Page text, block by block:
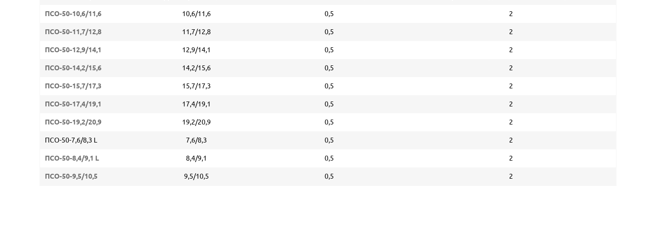
ПСО-50-10,6/11,6 10,6/11,6 0,5 2
ПСО-50-11,7/12,8 11,7/12,8 0,5 2
ПСО-50-12,9/14,1 12,9/14,1 0,5 2
ПСО-50-14,2/15,6 14,2/15,6 0,5 2
ПСО-50-15,7/17,3 15,7/17,3 0,5 2
ПСО-50-17,4/19,1 17,4/19,1 0,5 2
ПСО-50-19,2/20,9 19,2/20,9 0,5 2
ПСО-50-7,6/8,3 L 7,6/8,3 0,5 2
ПСО-50-8,4/9,1 L 8,4/9,1 0,5 2
ПСО-50-9,5/10,5 9,5/10,5 0,5 2